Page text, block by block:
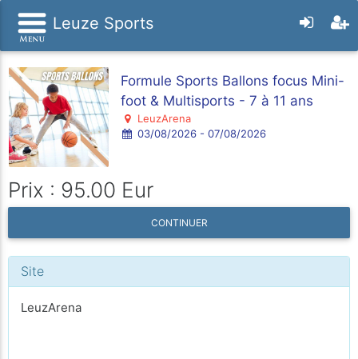
Leuze Sports
Formule Sports Ballons focus Mini-
foot & Multisports - 7 à 11 ans
LeuzArena
03/08/2026 - 07/08/2026
Prix : 95.00 Eur
CONTINUER
Site
LeuzArena